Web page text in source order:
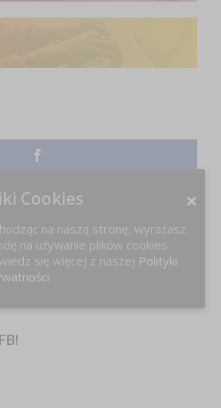
LinkedIn
Instagram
Cookies
na naszą stronę, wyrażasz
na używanie plików cookies.
się więcej z naszej Polityki